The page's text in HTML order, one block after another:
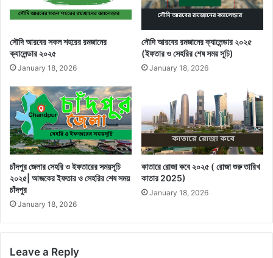
সৌদি আরবের সকল শহরের রমজানের
ক্যালেন্ডার ২০২৫
January 18, 2026
সৌদি আরবের রমজানের ক্যালেন্ডার ২০২৫
(ইফতার ও সেহরির শেষ সময় সূচি)
January 18, 2026
চাঁদপুর জেলার সেহরি ও ইফতারের সময়সূচি
২০২৫| আজকের ইফতার ও সেহরির শেষ সময়
চাঁদপুর
January 18, 2026
কাতারে রোজা কবে ২০২৫ ( রোজা শুরু তারিখ
কাতার 2025)
January 18, 2026
Leave a Reply